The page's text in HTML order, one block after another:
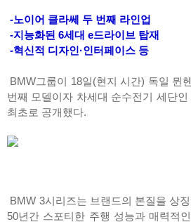
-노이어 클라쎄 두 번째 라인업
-지능화된 6세대 e드라이브 탑재
-혁신적 디자인·인터페이스 등
BMW그룹이 18일(현지 시간) 독일 뮌
번째 모델이자 차세대 순수전기 세단인
최초로 공개했다.
BMW 3시리즈는 브랜드의 본질을 상
50년간 스포티한 주행 성능과 매력적